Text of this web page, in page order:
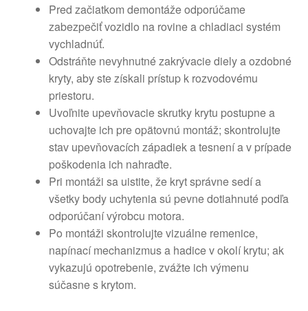
Pred začiatkom demontáže odporúčame
zabezpečiť vozidlo na rovine a chladiaci systém
vychladnúť.
Odstráňte nevyhnutné zakrývacie diely a ozdobné
kryty, aby ste získali prístup k rozvodovému
priestoru.
Uvoľnite upevňovacie skrutky krytu postupne a
uchovajte ich pre opätovnú montáž; skontrolujte
stav upevňovacích západiek a tesnení a v prípade
poškodenia ich nahraďte.
Pri montáži sa uistite, že kryt správne sedí a
všetky body uchytenia sú pevne dotiahnuté podľa
odporúčaní výrobcu motora.
Po montáži skontrolujte vizuálne remenice,
napínací mechanizmus a hadice v okolí krytu; ak
vykazujú opotrebenie, zvážte ich výmenu
súčasne s krytom.